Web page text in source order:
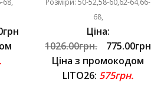
68,
Ціна:
1026.00грн.
775.00грн
Ціна з промокодом
LITO26: 575грн.